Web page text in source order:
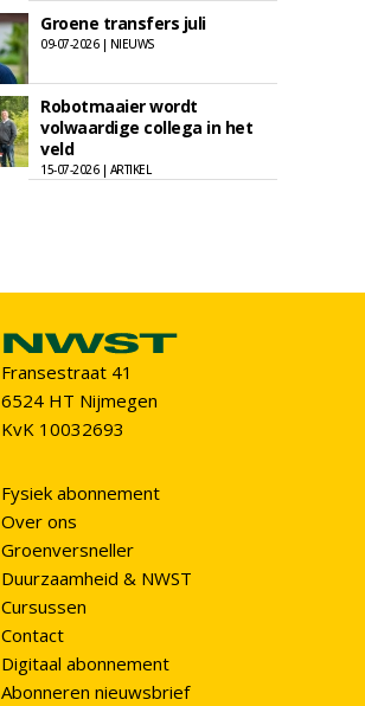
Groene transfers juli
09-07-2026 | NIEUWS
Robotmaaier wordt
volwaardige collega in het
veld
15-07-2026 | ARTIKEL
Fransestraat 41
6524 HT Nijmegen
KvK 10032693
Fysiek abonnement
Over ons
Groenversneller
Duurzaamheid & NWST
Cursussen
Contact
Digitaal abonnement
Abonneren nieuwsbrief